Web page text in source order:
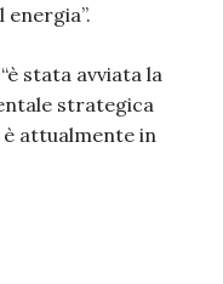
stata avviata la
strategica
è attualmente in